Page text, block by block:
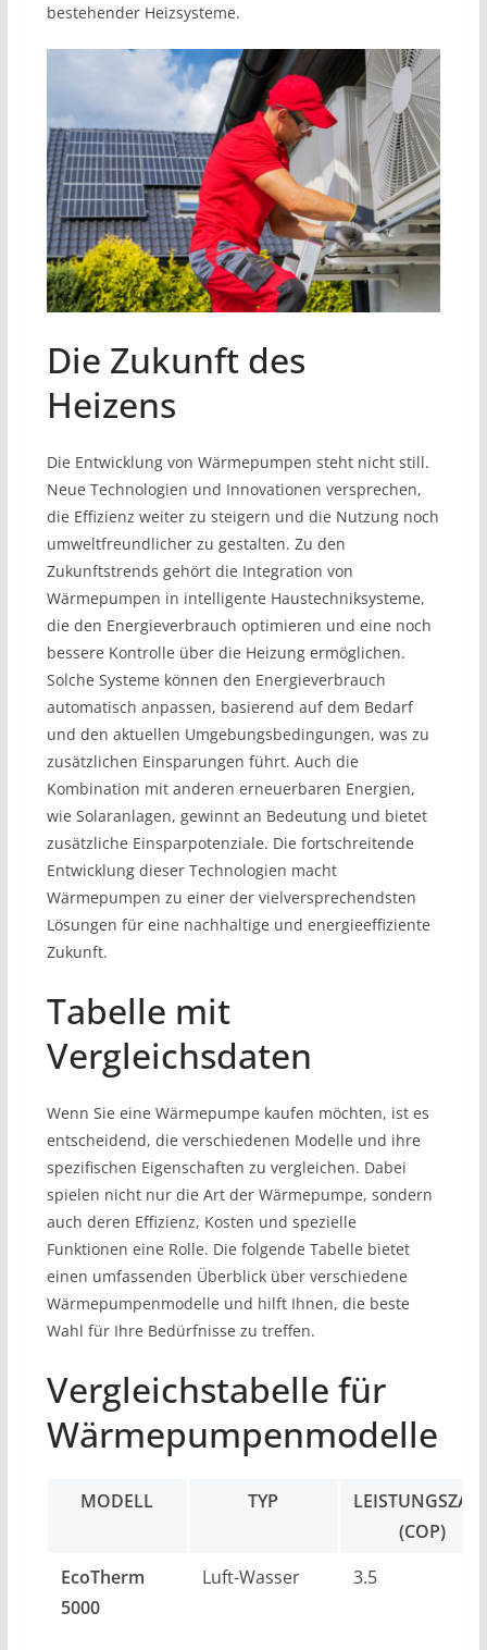
bestehender Heizsysteme.
Die Zukunft des
Heizens
Die Entwicklung von Wärmepumpen steht nicht still.
Neue Technologien und Innovationen versprechen,
die Effizienz weiter zu steigern und die Nutzung noch
umweltfreundlicher zu gestalten. Zu den
Zukunftstrends gehört die Integration von
Wärmepumpen in intelligente Haustechniksysteme,
die den Energieverbrauch optimieren und eine noch
bessere Kontrolle über die Heizung ermöglichen.
Solche Systeme können den Energieverbrauch
automatisch anpassen, basierend auf dem Bedarf
und den aktuellen Umgebungsbedingungen, was zu
zusätzlichen Einsparungen führt. Auch die
Kombination mit anderen erneuerbaren Energien,
wie Solaranlagen, gewinnt an Bedeutung und bietet
zusätzliche Einsparpotenziale. Die fortschreitende
Entwicklung dieser Technologien macht
Wärmepumpen zu einer der vielversprechendsten
Lösungen für eine nachhaltige und energieeffiziente
Zukunft.
Tabelle mit
Vergleichsdaten
Wenn Sie eine Wärmepumpe kaufen möchten, ist es
entscheidend, die verschiedenen Modelle und ihre
spezifischen Eigenschaften zu vergleichen. Dabei
spielen nicht nur die Art der Wärmepumpe, sondern
auch deren Effizienz, Kosten und spezielle
Funktionen eine Rolle. Die folgende Tabelle bietet
einen umfassenden Überblick über verschiedene
Wärmepumpenmodelle und hilft Ihnen, die beste
Wahl für Ihre Bedürfnisse zu treffen.
Vergleichstabelle für
Wärmepumpenmodelle
MODELL TYP
(COP)
EcoTherm
5000
Luft-Wasser 3.5